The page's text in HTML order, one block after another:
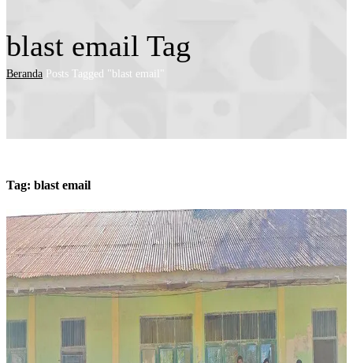
blast email Tag
Beranda Posts Tagged "blast email"
Tag: blast email